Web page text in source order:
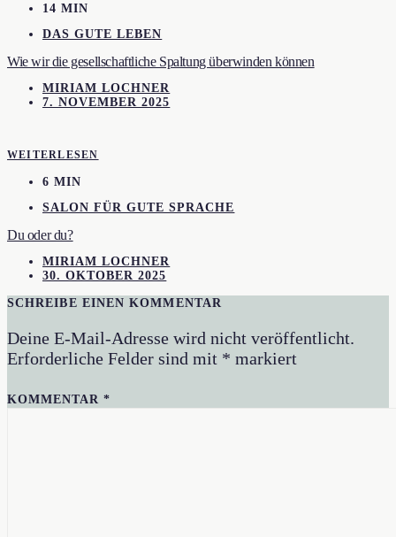
14 MIN
DAS GUTE LEBEN
Wie wir die gesellschaftliche Spaltung überwinden können
MIRIAM LOCHNER
7. NOVEMBER 2025
WEITERLESEN
6 MIN
SALON FÜR GUTE SPRACHE
Du oder du?
MIRIAM LOCHNER
30. OKTOBER 2025
SCHREIBE EINEN KOMMENTAR
Deine E-Mail-Adresse wird nicht veröffentlicht.
Erforderliche Felder sind mit * markiert
KOMMENTAR*